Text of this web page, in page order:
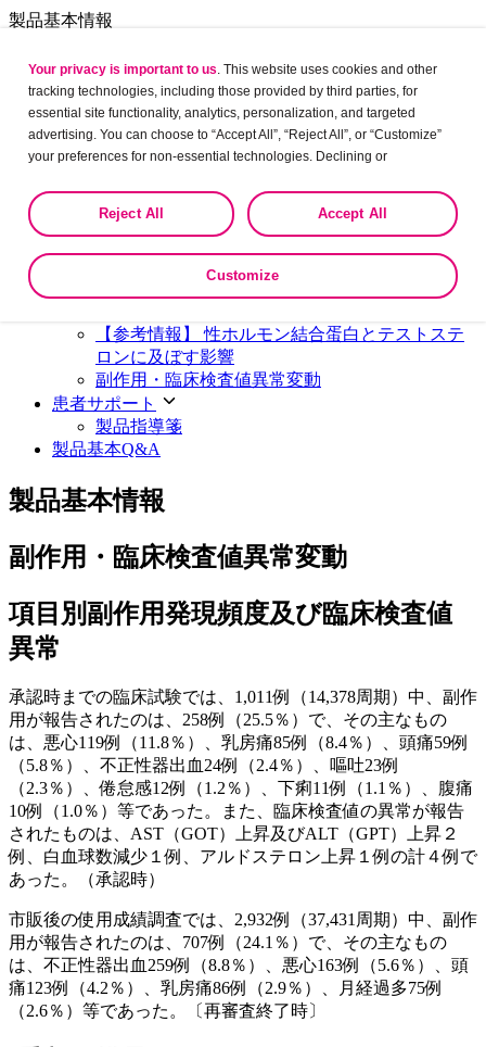
フォサマック®
呼吸器・アレルギー疾患
シングレア®
ナゾネックス®
アトーゼット®
ゼチーア®
リポバス®
ロスーゼット®
ニューロタン®
プレミネント®
ベプリコール®
プロペシア®
うつ病
テトラミド®
レスリン®
レメロン®
メネシット®
製品情報トップ
製品基本情報
マーベロン® Top
製品基本情報
マーベロン®の特徴
服用者の利便性を考慮したシートデザインです
果・安全性ならびに実用性の検討（試験②及び
③2試験）
【参考情報】 月経周期への影響（国内第Ⅲ相長
【参考情報】 消退出血への影響（国内第Ⅲ相長
【参考情報】 性ホルモン結合蛋白とテストステ
ロンに及ぼす影響
副作用・臨床検査値異常変動
患者サポート
製品指導箋
製品基本Q&A
製品基本情報
副作用・臨床検査値異常変動
項目別副作用発現頻度及び臨床検査値
異常
承認時までの臨床試験では、1,011例（14,378周期）中、副作
用が報告されたのは、258例（25.5％）で、その主なもの
は、悪心119例（11.8％）、乳房痛85例（8.4％）、頭痛59例
（5.8％）、不正性器出血24例（2.4％）、嘔吐23例
（2.3％）、倦怠感12例（1.2％）、下痢11例（1.1％）、腹痛
10例（1.0％）等であった。また、臨床検査値の異常が報告
されたものは、AST（GOT）上昇及びALT（GPT）上昇２
例、白血球数減少１例、アルドステロン上昇１例の計４例で
あった。（承認時）
市販後の使用成績調査では、2,932例（37,431周期）中、副作
用が報告されたのは、707例（24.1％）で、その主なもの
は、不正性器出血259例（8.8％）、悪心163例（5.6％）、頭
痛123例（4.2％）、乳房痛86例（2.9％）、月経過多75例
（2.6％）等であった。〔再審査終了時〕
Your privacy is important to us. This website uses cookies and other
tracking technologies, including those provided by third parties, for
essential site functionality, analytics, personalization, and targeted
advertising. You can choose to “Accept All”, “Reject All”, or “Customize”
your preferences for non-essential technologies. Declining or
the collection, use, storage, and disclosure of your data in other contexts
as described in the terms of our
Privacy Policy Accept All
Reject All
Customize